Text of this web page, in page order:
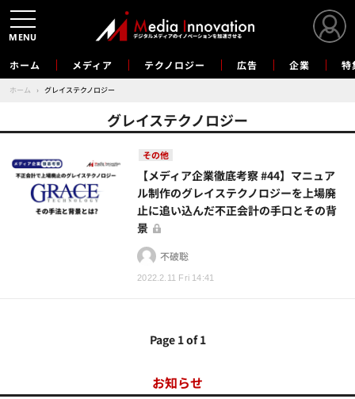
ホーム メディア テクノロジー 広告 企業 特
ホーム › グレイステクノロジー
グレイステクノロジー
その他
2022.2.11 Fri 14:41
【メディア企業徹底考察 #44】マニュア
ル制作のグレイステクノロジーを上場廃
止に追い込んだ不正会計の手口とその背
景
不破聡
Page 1 of 1
お知らせ
MENU